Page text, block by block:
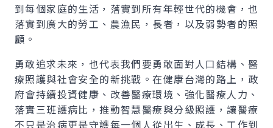
到每個家庭的生活，落實到所有年輕世代的機會，也
落實到廣大的勞工、農漁民，長者，以及弱勢者的照
顧。
勇敢追求未來，也代表我們要勇敢面對人口結構、醫
療照護與社會安全的新挑戰。在健康台灣的路上，政
府會持續投資健康、改善醫療環境、強化醫療人力、
落實三班護病比，推動智慧醫療與分級照護，讓醫療
不只是治病更是守護每一個人從出生、成長、工作到